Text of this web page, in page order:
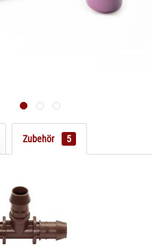
Zubehör 5